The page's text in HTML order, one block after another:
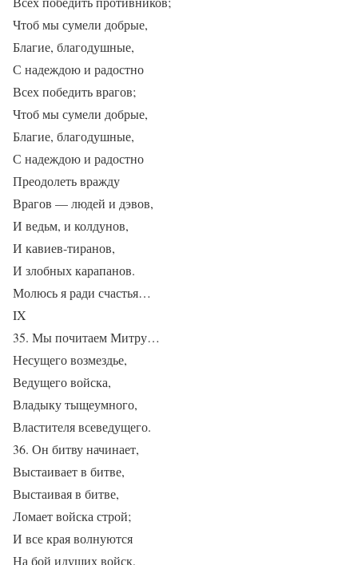
Чтоб мы сумели добрые,
Благие, благодушные,
С надеждою и радостно
Всех победить врагов;
Чтоб мы сумели добрые,
Благие, благодушные,
С надеждою и радостно
Преодолеть вражду
Врагов — людей и дэвов,
И ведьм, и колдунов,
И кавиев-тиранов,
И злобных карапанов.
Молюсь я ради счастья…
IX
35. Мы почитаем Митру…
Несущего возмездье,
Ведущего войска,
Владыку тыщеумного,
Властителя всеведущего.
36. Он битву начинает,
Выстаивает в битве,
Выстаивая в битве,
Ломает войска строй;
И все края волнуются
На бой идущих войск,